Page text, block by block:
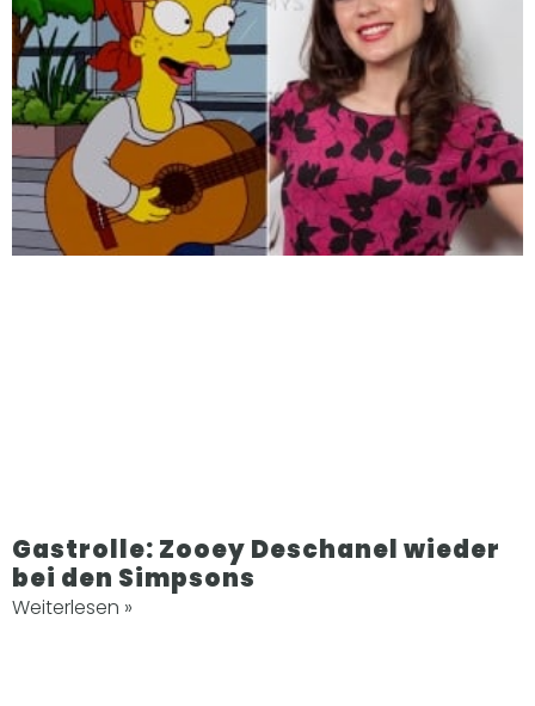
Gastrolle: Zooey Deschanel wieder
bei den Simpsons
Weiterlesen »